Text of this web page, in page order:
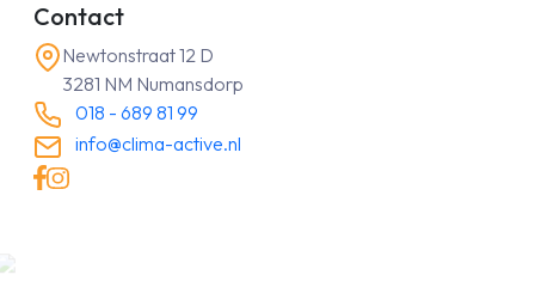
Contact
Newtonstraat 12 D
3281 NM Numansdorp
018 - 689 81 99
info@clima-active.nl